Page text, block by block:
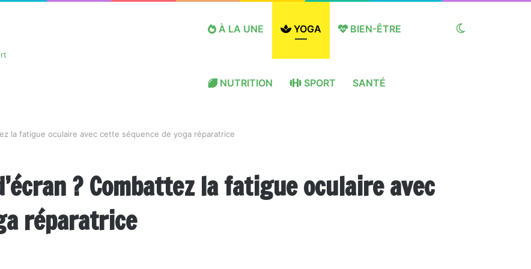
À LA UNE YOGA BIEN-ÊTRE
NUTRITION SPORT SANTÉ
la fatigue oculaire avec cette séquence de yoga réparatrice
? Combattez la fatigue oculaire avec
réparatrice